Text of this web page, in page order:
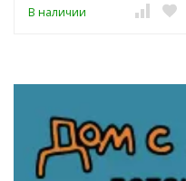
В наличии